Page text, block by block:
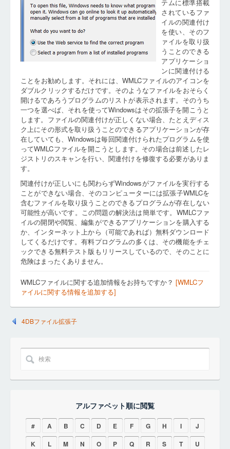
テムに標準搭載
されているファ
イルの関連付け
を使い、そのフ
ァイルを取り扱
うことのできる
アプリケーショ
ンに関連付ける
ことをお勧めします。それには、WMLCファイルのアイコンを
ダブルクリックするだけです。そのようなファイルをおそらく
開けるであろうプログラムのリストが表示されます。そのうち
一つを選べば、それを使ってWindowsはその拡張子を開こうと
します。ファイルの関連付けが正しくない場合、たとえディス
ク上にその形式を取り扱うことのできるアプリケーションが存
在していても、Windowsは毎回関連付けられたプログラムを使
ってWMLCファイルを開こうとします。その場合は前述したレ
ジストリのスキャンを行い、関連付けを修復する必要がありま
す。
関連付けが正しいにも関わらずWindowsがファイルを実行する
ことができない場合、そのコンピューターには拡張子WMLCを
含むファイルを取り扱うことのできるプログラムが存在しない
可能性が高いです。この問題の解決法は簡単です。WMLCファ
イルの開閉や閲覧、編集ができるアプリケーションを購入する
か、インターネット上から（可能であれば）無料ダウンロード
してくるだけです。有料プログラムの多くは、その機能をチェ
ックできる無料テスト版もリリースしているので、そのことに
危険はまったくありません。
WMLCファイルに関する追加情報をお持ちですか？ [WMLCフ
ァイルに関する情報を追加する]
4DBファイル拡張子
アルファベット順に閲覧
# A B C D E F G H I
J
K
L M N O P Q R S T
U